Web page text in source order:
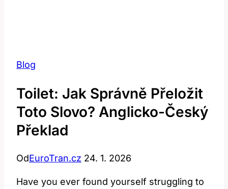
Blog
Toilet: Jak Správně Přeložit
Toto Slovo? Anglicko-Český
Překlad
OdEuroTran.cz 24. 1. 2026
Have you ever found yourself struggling to